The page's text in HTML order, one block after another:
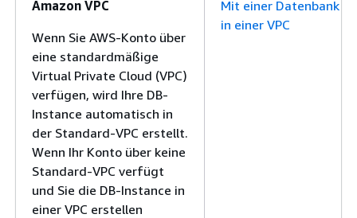
Amazon VPC
Wenn Sie AWS-Konto über
eine standardmäßige
Virtual Private Cloud (VPC)
verfügen, wird Ihre DB-
Instance automatisch in
der Standard-VPC erstellt.
Wenn Ihr Konto über keine
Standard-VPC verfügt
und Sie die DB-Instance in
einer VPC erstellen
Mit einer Datenbank
in einer VPC